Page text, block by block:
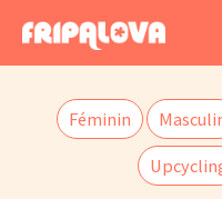
contenu
Féminin